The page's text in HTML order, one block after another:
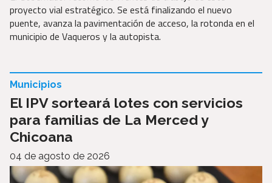
proyecto vial estratégico. Se está finalizando el nuevo
puente, avanza la pavimentación de acceso, la rotonda en el
municipio de Vaqueros y la autopista.
El IPV sorteará lotes con servicios
para familias de La Merced y
Chicoana
Municipios
04 de agosto de 2026